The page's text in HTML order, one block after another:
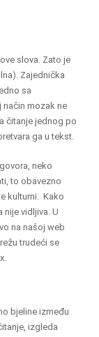
slova. Zato je
Zajednička
sa
način mozak ne
čitanje jednog po
ga u tekst.
neko
to obavezno
kulturni. Kako
nije vidljiva. U
na našoj web
trudeći se
bjeline između
izgleda